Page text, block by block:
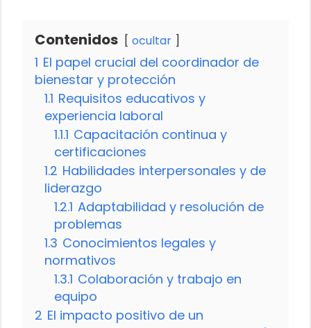
Contenidos ocultar
1 El papel crucial del coordinador de
bienestar y protección
1.1 Requisitos educativos y
experiencia laboral
1.1.1 Capacitación continua y
certificaciones
1.2 Habilidades interpersonales y de
liderazgo
1.2.1 Adaptabilidad y resolución de
problemas
1.3 Conocimientos legales y
normativos
1.3.1 Colaboración y trabajo en
equipo
2 El impacto positivo de un